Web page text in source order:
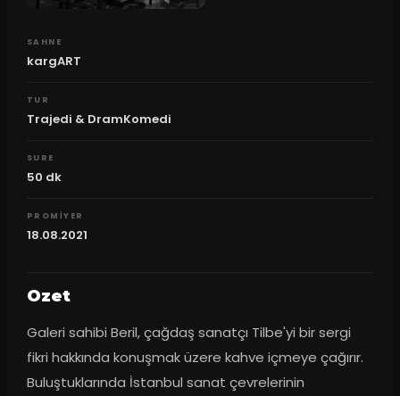
SAHNE
kargART
TUR
Trajedi & DramKomedi
SURE
50 dk
PROMIYER
18.08.2021
Ozet
Galeri sahibi Beril, çağdaş sanatçı Tilbe'yi bir sergi
fikri hakkında konuşmak üzere kahve içmeye çağırır.
Buluştuklarında İstanbul sanat çevrelerinin